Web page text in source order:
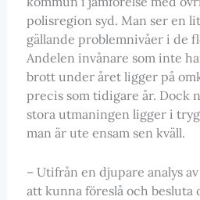
polisregion syd. Man ser en
gällande problemnivåer i de
Andelen invånare som inte
brott under året ligger på
precis som tidigare år. Dock
stora utmaningen ligger i
man är ute ensam sen kväll.
– Utifrån en djupare analys
att kunna föreslå och besluta